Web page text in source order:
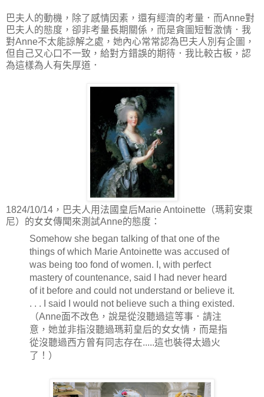
巴夫人的動機，除了感情因素，還有經濟的考量．而Anne對
巴夫人的態度，卻非考量長期關係，而是貪圖短暫激情．我
對Anne不太能諒解之處，她內心常常認為巴夫人別有企圖，
但自己又心口不一致，給對方錯誤的期待．我比較古板，認
為這樣為人有失厚道．
1824/10/14，巴夫人用法國皇后Marie Antoinette（瑪莉安東
尼）的女女傳聞來測試Anne的態度：
Somehow she began talking of that one of the
things of which Marie Antoinette was accused of
was being too fond of women. I, with perfect
mastery of countenance, said I had never heard
of it before and could not understand or believe it.
. . . I said I would not believe such a thing existed.
（Anne面不改色，說是從沒聽過這等事．請注
意，她並非指沒聽過瑪莉皇后的女女情，而是指
從沒聽過西方曾有同志存在.....這也裝得太過火
了！）